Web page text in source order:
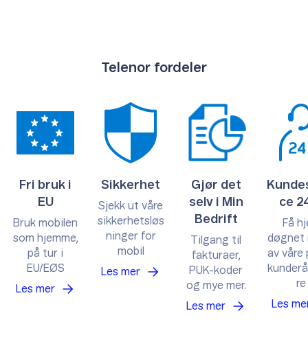
Telenor fordeler
Fri bruk i
EU
Bruk mobilen
som hjemme,
på tur i
EU/EØS
Les mer
Sikkerhet
Sjekk ut våre
sikkerhetsløs
ninger for
mobil
Les mer
Gjør det
selv i Min
Bedrift
Tilgang til
fakturaer,
PUK-koder
og mye mer.
Les mer
ce
Få
døgnet
av våre
re
Les